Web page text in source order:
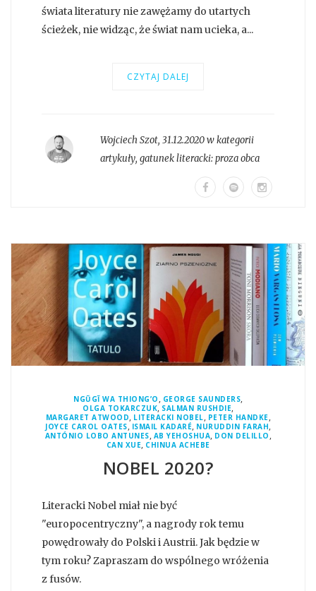
świata literatury nie zawężamy do utartych
ścieżek, nie widząc, że świat nam ucieka, a...
CZYTAJ DALEJ
Wojciech Szot, 31.12.2020 w kategorii
artykuły, gatunek literacki:proza obca
NGŨGĨ WA THIONG’O , GEORGE SAUNDERS,
OLGA TOKARCZUK, SALMAN RUSHDIE,
MARGARET ATWOOD, LITERACKI NOBEL, PETER HANDKE,
JOYCE CAROL OATES, ISMAIL KADARÉ, NURUDDIN FARAH,
ANTÓNIO LOBO ANTUNES, AB YEHOSHUA, DON DELILLO ,
CAN XUE, CHINUA ACHEBE
NOBEL 2020?
Literacki Nobel miał nie być
"europocentryczny", a nagrody rok temu
powędrowały do Polski i Austrii. Jak będzie w
tym roku? Zapraszam do wspólnego wróżenia
z fusów.